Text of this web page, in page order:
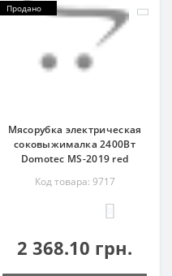
Продано
Мясорубка электрическая
соковыжималка 2400Вт
Domotec MS-2019 red
Код товара: 9717
2 368.10 грн.